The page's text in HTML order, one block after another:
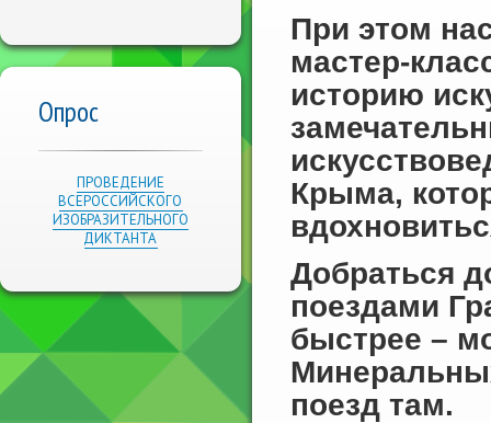
Опрос
ПРОВЕДЕНИЕ
ВСЕРОССИЙСКОГО
ИЗОБРАЗИТЕЛЬНОГО
ДИКТАНТА
При этом
мастер-
историю
Крыма,
Добраться
поездами
быстрее –
поезд там.